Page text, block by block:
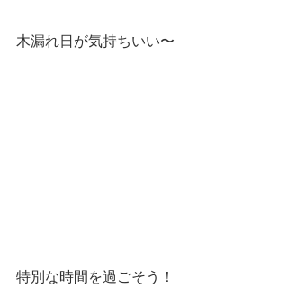
木漏れ日が気持ちいい〜
特別な時間を過ごそう！